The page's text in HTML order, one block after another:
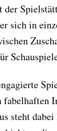
der
sich in
steht